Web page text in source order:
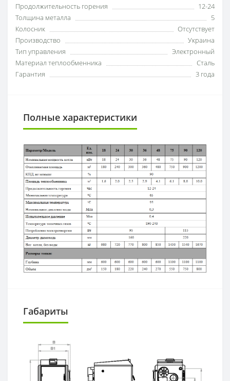
Продолжительность горения
12-24
Толщина металла
5
Колосник
Отсутствует
Производство
Украина
Тип управления
Электронный
Материал теплообменника
Сталь
Гарантия
3 года
Полные характеристики
Габариты